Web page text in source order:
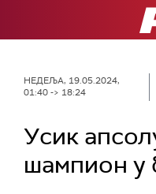
НЕДЕЉА, 19.05.2024,
01:40 -> 18:24
Усик
шампион у